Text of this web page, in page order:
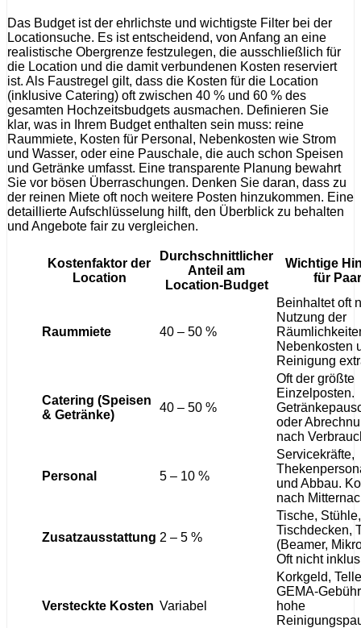
Das Budget ist der ehrlichste und wichtigste Filter bei der
Locationsuche. Es ist entscheidend, von Anfang an eine
realistische Obergrenze festzulegen, die ausschließlich für
die Location und die damit verbundenen Kosten reserviert
ist. Als Faustregel gilt, dass die Kosten für die Location
(inklusive Catering) oft zwischen 40 % und 60 % des
gesamten Hochzeitsbudgets ausmachen. Definieren Sie
klar, was in Ihrem Budget enthalten sein muss: reine
Raummiete, Kosten für Personal, Nebenkosten wie Strom
und Wasser, oder eine Pauschale, die auch schon Speisen
und Getränke umfasst. Eine transparente Planung bewahrt
Sie vor bösen Überraschungen. Denken Sie daran, dass zu
der reinen Miete oft noch weitere Posten hinzukommen. Eine
detaillierte Aufschlüsselung hilft, den Überblick zu behalten
und Angebote fair zu vergleichen.
Kostenfaktor der
Location
Durchschnittlicher
Anteil am
Location-Budget
Wichtige
für
Raummiete 40 – 50 %
Beinhaltet oft
Nutzung der
Nebenkosten
Reinigung
Catering (Speisen
& Getränke)
40 – 50 %
Oft der größte
Einzelposten.
oder
nach
Personal 5 – 10 %
Servicekräfte,
und Abbau.
nach
Zusatzausstattung 2 – 5 %
Tische, Stühle,
Tischdecken,
(Beamer,
Oft nicht
Versteckte Kosten Variabel
Korkgeld,
GEMA-
hohe